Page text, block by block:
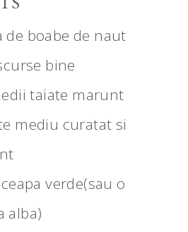
de boabe de naut
bine
taiate marunt
mediu curatat si
verde(sau o
alba)